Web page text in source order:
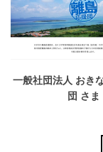
一般社団法人 おき
団 さま